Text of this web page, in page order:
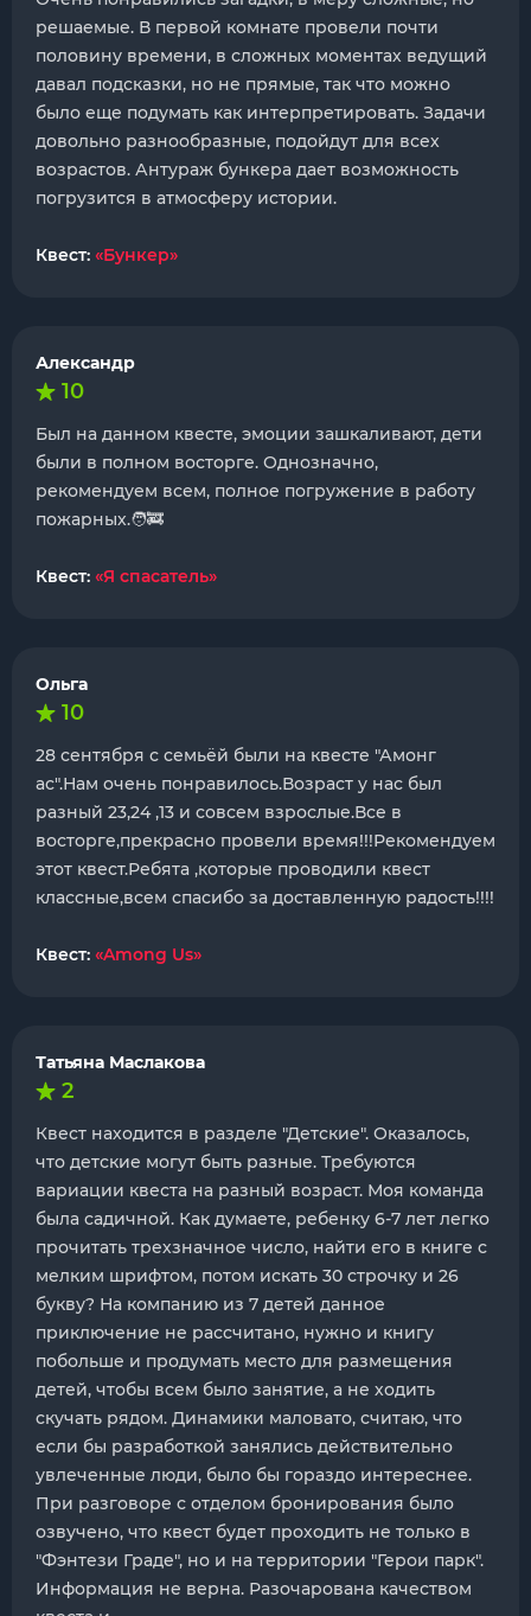
решаемые. В первой комнате провели почти
половину времени, в сложных моментах ведущий
давал подсказки, но не прямые, так что можно
было еще подумать как интерпретировать. Задачи
довольно разнообразные, подойдут для всех
возрастов. Антураж бункера дает возможность
погрузится в атмосферу истории.
Квест: «Бункер»
Александр
10
Был на данном квесте, эмоции зашкаливают, дети
были в полном восторге. Однозначно,
рекомендуем всем, полное погружение в работу
пожарных.🧑‍🚒
Квест: «Я спасатель»
Ольга
10
28 сентября с семьёй были на квесте "Амонг
ас".Нам очень понравилось.Возраст у нас был
разный 23,24 ,13 и совсем взрослые.Все в
восторге,прекрасно провели время!!!Рекомендуем
этот квест.Ребята ,которые проводили квест
классные,всем спасибо за доставленную радость!!!!
Квест: «Among Us»
Татьяна Маслакова
2
Квест находится в разделе "Детские". Оказалось,
что детские могут быть разные. Требуются
вариации квеста на разный возраст. Моя команда
была садичной. Как думаете, ребенку 6-7 лет легко
прочитать трехзначное число, найти его в книге с
мелким шрифтом, потом искать 30 строчку и 26
букву? На компанию из 7 детей данное
приключение не рассчитано, нужно и книгу
побольше и продумать место для размещения
детей, чтобы всем было занятие, а не ходить
скучать рядом. Динамики маловато, считаю, что
если бы разработкой занялись действительно
увлеченные люди, было бы гораздо интереснее.
При разговоре с отделом бронирования было
озвучено, что квест будет проходить не только в
"Фэнтези Граде", но и на территории "Герои парк".
Информация не верна. Разочарована качеством